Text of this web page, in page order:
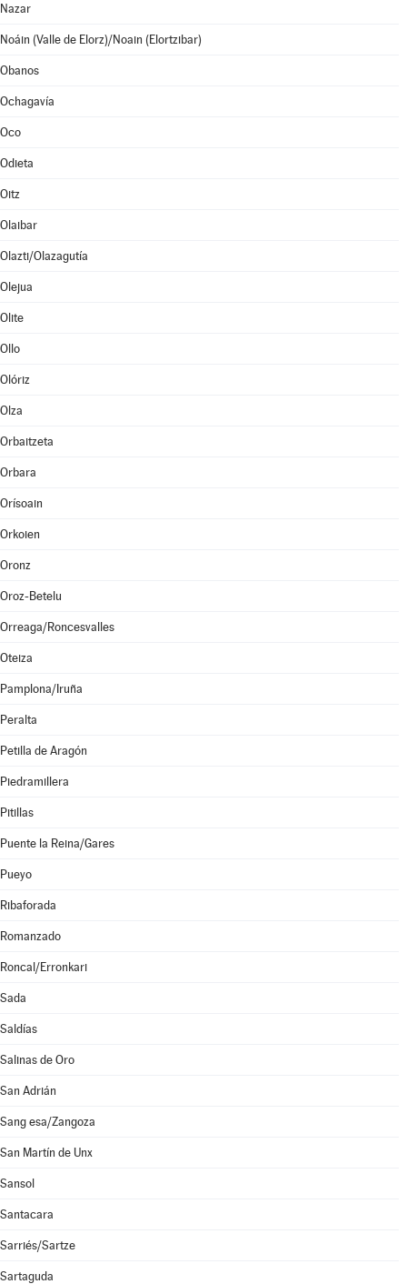
Nazar
Noáin (Valle de Elorz)/Noain (Elortzibar)
Obanos
Ochagavía
Oco
Odieta
Oitz
Olaibar
Olazti/Olazagutía
Olejua
Olite
Ollo
Olóriz
Olza
Orbaitzeta
Orbara
Orísoain
Orkoien
Oronz
Oroz-Betelu
Orreaga/Roncesvalles
Oteiza
Pamplona/Iruña
Peralta
Petilla de Aragón
Piedramillera
Pitillas
Puente la Reina/Gares
Pueyo
Ribaforada
Romanzado
Roncal/Erronkari
Sada
Saldías
Salinas de Oro
San Adrián
Sang esa/Zangoza
San Martín de Unx
Sansol
Santacara
Sarriés/Sartze
Sartaguda